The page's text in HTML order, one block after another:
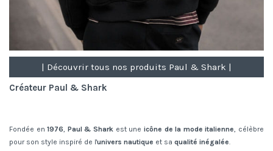
| Découvrir tous nos produits Paul & Shark |
Créateur Paul & Shark
Fondée en1976, Paul & Shark est une icône de la mode italienne, célèbre
pour son style inspiré de l'univers nautique et sa qualité inégalée.